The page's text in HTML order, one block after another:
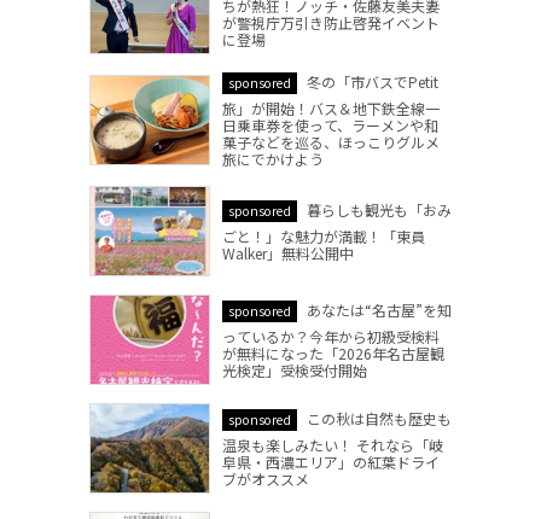
ちが熱狂！ノッチ・佐藤友美夫妻
が警視庁万引き防止啓発イベント
に登場
sponsored
冬の「市バスでPetit
旅」が開始！バス＆地下鉄全線一
日乗車券を使って、ラーメンや和
菓子などを巡る、ほっこりグルメ
旅にでかけよう
sponsored
暮らしも観光も「おみ
ごと！」な魅力が満載！「東員
Walker」無料公開中
sponsored
あなたは“名古屋”を知
っているか？今年から初級受検料
が無料になった「2026年名古屋観
光検定」受検受付開始
sponsored
この秋は自然も歴史も
温泉も楽しみたい！ それなら「岐
阜県・西濃エリア」の紅葉ドライ
ブがオススメ